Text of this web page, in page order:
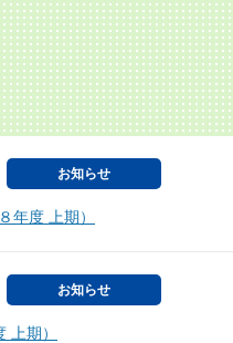
お知らせ
年度 上期）
お知らせ
期）